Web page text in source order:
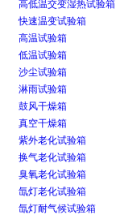
高低温交变湿热试验箱
快速温变试验箱
高温试验箱
低温试验箱
沙尘试验箱
淋雨试验箱
鼓风干燥箱
真空干燥箱
紫外老化试验箱
换气老化试验箱
臭氧老化试验箱
氙灯老化试验箱
氙灯耐气候试验箱